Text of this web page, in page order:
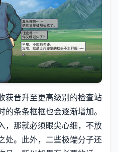
获晋升至更高级别的检查站
条条框框也会逐渐增加。
，那就必须眼尖心细，不放
处。此外，二些极端分子还